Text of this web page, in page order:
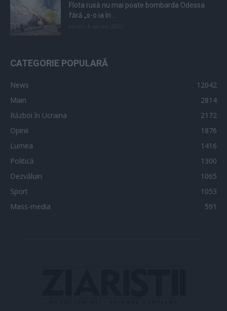
Flota rusă nu mai poate bombarda Odessa
fără „s-o ia în...
CATEGORIE POPULARĂ
News
12042
Main
2814
Război în Ucraina
2172
Opinii
1876
Lumea
1416
Politică
1300
Dezvăluiri
1065
Sport
1053
Mass-media
591